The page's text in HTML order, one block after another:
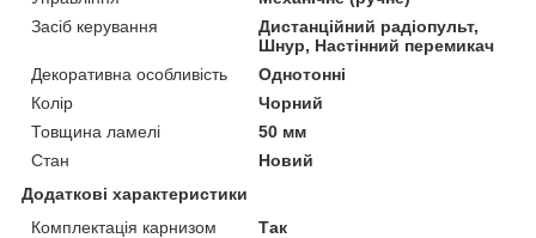
Засіб керування
Дистанційний радіопульт,
Шнур, Настінний перемикач
Декоративна особливість
Однотонні
Колір
Чорний
Товщина ламелі
50 мм
Стан
Новий
Додаткові характеристики
Комплектація карнизом
Так